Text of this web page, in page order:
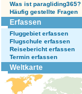
Was ist paragliding365?
Häufig gestellte Fragen
Erfassen
Fluggebiet erfassen
Flugschule erfassen
Reisebericht erfassen
Termin erfassen
Weltkarte